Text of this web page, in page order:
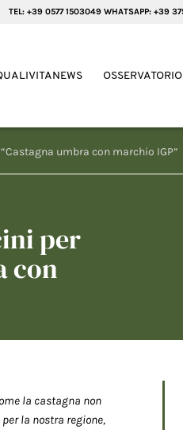
TEL: +39 0577 1503049 WHATSAPP: +39
OSSERVATORIO
umbra con marchio IGP”
per
con
la castagna non
la nostra regione,